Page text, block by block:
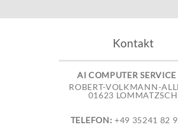
Kontakt
AI COMPUTER
ROBERT-VOLKMANN-
01623 LOMMATZSCH
TELEFON: +49 35241 82